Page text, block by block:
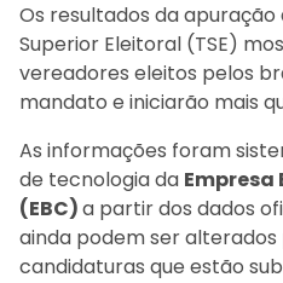
Os resultados da
Superior Eleitoral (TSE)
vereadores eleitos pelos
mandato e iniciarão mais
As informações foram
de tecnologia da
(EBC)a partir dos dados
ainda podem ser alterados
candidaturas que estão